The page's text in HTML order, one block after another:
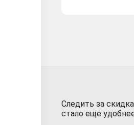
Следить за
стало еще